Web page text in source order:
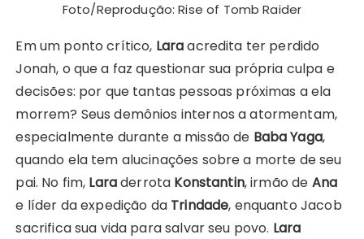
Foto/Reprodução: Rise of Tomb Raider
Em um ponto crítico, Laraacredita ter perdido
Jonah, o que a faz questionar sua própria culpa e
decisões: por que tantas pessoas próximas a ela
morrem? Seus demônios internos a atormentam,
especialmente durante a missão de Baba Yaga,
quando ela tem alucinações sobre a morte de seu
pai. No fim, Laraderrota Konstantin, irmão de Ana
e líder da expedição da Trindade, enquanto Jacob
sacrifica sua vida para salvar seu povo. Lara